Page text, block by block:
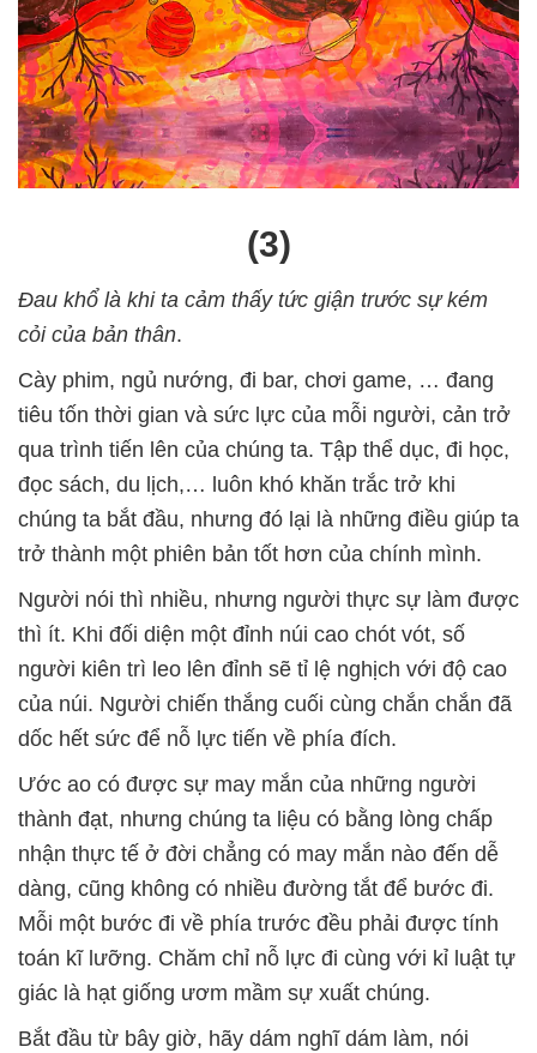
(3)
Đau khổ là khi ta cảm thấy tức giận trước sự kém
cỏi của bản thân.
Cày phim, ngủ nướng, đi bar, chơi game, … đang
tiêu tốn thời gian và sức lực của mỗi người, cản trở
qua trình tiến lên của chúng ta. Tập thể dục, đi học,
đọc sách, du lịch,… luôn khó khăn trắc trở khi
chúng ta bắt đầu, nhưng đó lại là những điều giúp ta
trở thành một phiên bản tốt hơn của chính mình.
Người nói thì nhiều, nhưng người thực sự làm được
thì ít. Khi đối diện một đỉnh núi cao chót vót, số
người kiên trì leo lên đỉnh sẽ tỉ lệ nghịch với độ cao
của núi. Người chiến thắng cuối cùng chắn chắn đã
dốc hết sức để nỗ lực tiến về phía đích.
Ước ao có được sự may mắn của những người
thành đạt, nhưng chúng ta liệu có bằng lòng chấp
nhận thực tế ở đời chẳng có may mắn nào đến dễ
dàng, cũng không có nhiều đường tắt để bước đi.
Mỗi một bước đi về phía trước đều phải được tính
toán kĩ lưỡng. Chăm chỉ nỗ lực đi cùng với kỉ luật tự
giác là hạt giống ươm mầm sự xuất chúng.
Bắt đầu từ bây giờ, hãy dám nghĩ dám làm, nói